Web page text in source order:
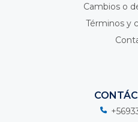
Cambios o
Términos y